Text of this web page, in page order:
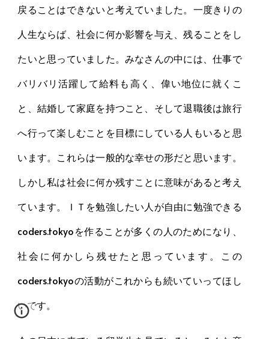
戻ることはできないと考えていました。一度きりの
人生ならば、社会に何か影響を与え、残ることをし
たいと思っていました。みなさんの中には、仕事で
バリバリ活躍して給料も高く、偉い地位に就くこ
と、結婚して家庭を持つこと、そして退職後は旅行
へ行って楽しむことを目標にしている人もいると思
います。これらは一般的な幸せの形だと思います。
しかし私は社会に何か残すことに意味があると考え
ています。ＩＴを勉強したい人が自由に勉強できる
coders.tokyoを作ることが多くの人のためになり、
社会に何かしら残せたと思っています。この
coders.tokyoの活動がこれからも続いていってほし
いです。